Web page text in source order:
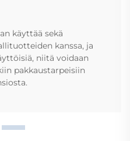
käyttää sekä
kanssa, ja
niitä voidaan
pakkaustarpeisiin